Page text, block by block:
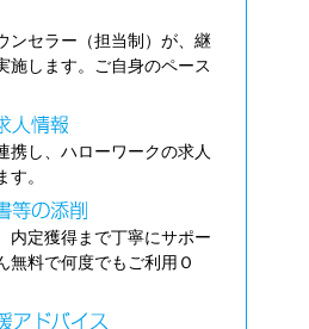
ンセラー（担当制）が、継
施します。ご自身のペース
携し、ハローワークの求人
。
内定獲得まで丁寧にサポー
無料で何度でもご利用Ｏ